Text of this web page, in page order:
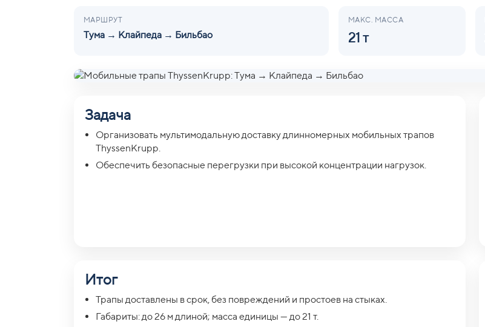
МАРШРУТ
Тума → Клайпеда → Бильбао
МАКС. МАССА
21 т
Задача
Организовать мультимодальную доставку длинномерных мобильных трапов
ThyssenKrupp.
Обеспечить безопасные перегрузки при высокой концентрации нагрузок.
Итог
Трапы доставлены в срок, без повреждений и простоев на стыках.
Габариты: до 26 м длиной; масса единицы — до 21 т.